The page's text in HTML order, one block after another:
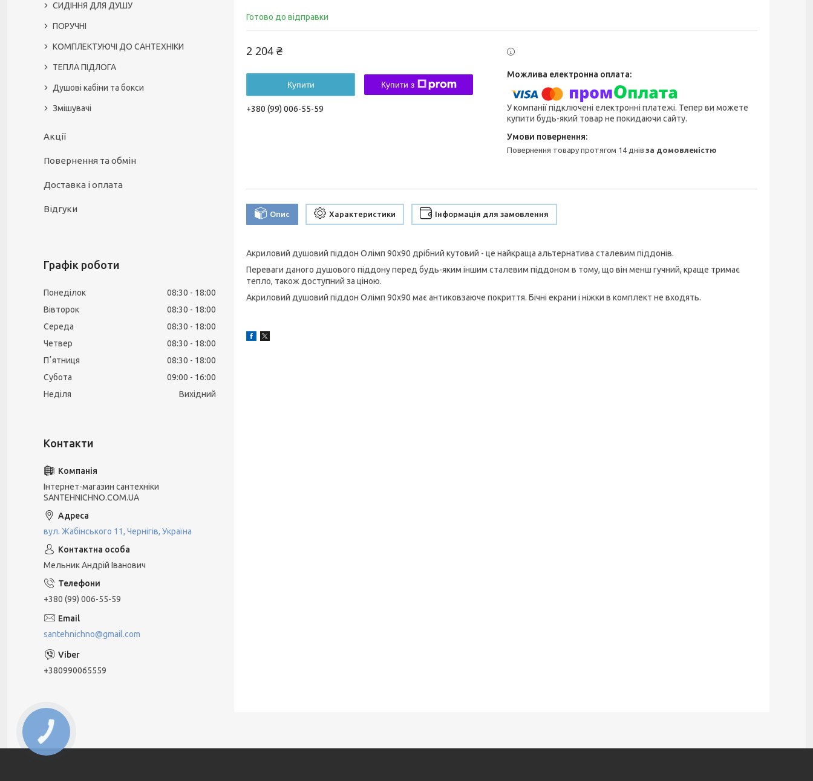
Готово до відправки
2 204 ₴
Купити Купити з
+380 (99) 006-55-59
У компанії підключені електронні платежі. Тепер ви можете
купити будь-який товар не покидаючи сайту.
повернення товару протягом 14 днівза домовленістю
Опис Характеристики Інформація для замовлення
Акриловий душовий піддон Олімп 90х90 дрібний кутовий - це найкраща альтернатива сталевим піддонів.
Переваги даного душового піддону перед будь-яким іншим сталевим піддоном в тому, що він менш гучний, краще тримає
тепло, також доступний за ціною.
Акриловий душовий піддон Олімп 90х90 має антиковзаюче покриття. Бічні екрани і ніжки в комплект не входять.
СИДІННЯ ДЛЯ ДУШУ
ПОРУЧНІ
КОМПЛЕКТУЮЧІ ДО САНТЕХНІКИ
ТЕПЛА ПІДЛОГА
Душові кабіни та бокси
Змішувачі
Акції
Повернення та обмін
Доставка і оплата
Відгуки
Графік роботи
Понеділок 08:30
18:00
Вівторок
08:30
18:00
Середа
08:30
18:00
Четвер
08:30
18:00
Пʼятниця
08:30
18:00
Субота
09:00
16:00
Неділя
Вихідний
Інтернет-магазин сантехніки
SANTEHNICHNO.COM.UA
вул. Жабінського 11, Чернігів, Україна
Мельник Андрій Іванович
+380 (99) 006-55-59
santehnichno@gmail.com
+380990065559
КНОПКА
ЗВ'ЯЗКУ